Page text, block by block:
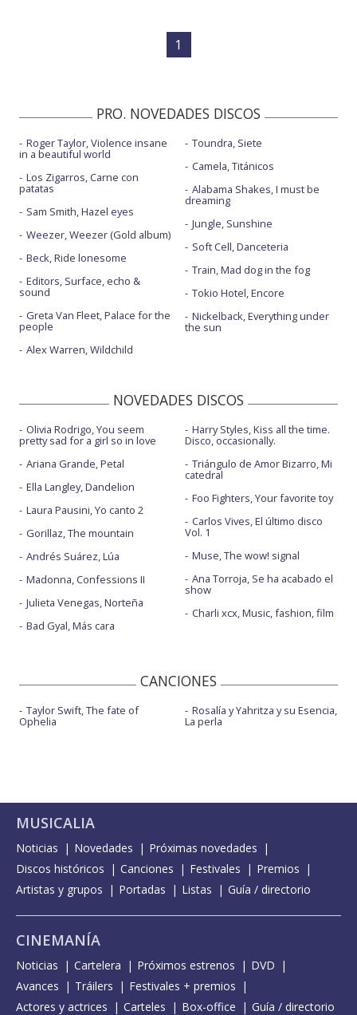
1
PRO. NOVEDADES DISCOS
Roger Taylor, Violence insane
in a beautiful world
Los Zigarros, Carne con
patatas
Sam Smith, Hazel eyes
Weezer, Weezer (Gold album)
Beck, Ride lonesome
Editors, Surface, echo &
sound
Greta Van Fleet, Palace for the
people
Alex Warren, Wildchild
Toundra, Siete
Camela, Titánicos
Alabama Shakes, I must be
dreaming
Jungle, Sunshine
Soft Cell, Danceteria
Train, Mad dog in the fog
Tokio Hotel, Encore
Nickelback, Everything under
the sun
NOVEDADES DISCOS
Olivia Rodrigo, You seem
pretty sad for a girl so in love
Ariana Grande, Petal
Ella Langley, Dandelion
Laura Pausini, Yo canto 2
Gorillaz, The mountain
Andrés Suárez, Lúa
Madonna, Confessions II
Julieta Venegas, Norteña
Bad Gyal, Más cara
Harry Styles, Kiss all the time.
Disco, occasionally.
Triángulo de Amor Bizarro, Mi
catedral
Foo Fighters, Your favorite toy
Carlos Vives, El último disco
Vol. 1
Muse, The wow! signal
Ana Torroja, Se ha acabado el
show
Charli xcx, Music, fashion, film
CANCIONES
Taylor Swift, The fate of
Ophelia
Rosalía y Yahritza y su Esencia,
La perla
MUSICALIA
Noticias Novedades
Próximas novedades
Discos históricos
Canciones Festivales
Premios
Artistas y grupos
Portadas Listas Guía / directorio
CINEMANÍA
Noticias Cartelera Próximos estrenos
DVD
Avances
Tráilers
Festivales + premios
Actores y actrices
Carteles Box-office Guía / directorio